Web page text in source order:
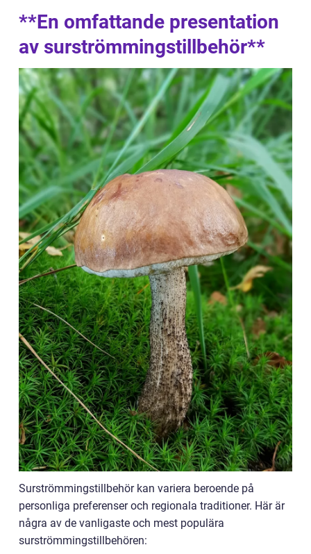
**En omfattande presentation
av surströmmingstillbehör**
Surströmmingstillbehör kan variera beroende på
personliga preferenser och regionala traditioner. Här är
några av de vanligaste och mest populära
surströmmingstillbehören: